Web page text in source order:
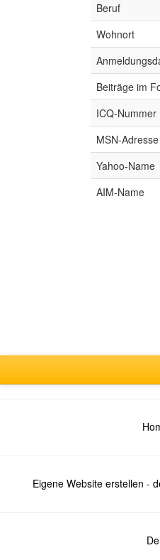
Beruf
Wohnort
Beiträge im
ICQ-Nummer
MSN-Adresse
Yahoo-Name
AIM-Name
Eigene Website erstellen -